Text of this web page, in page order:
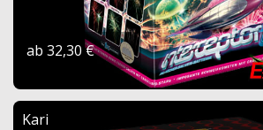
ab 32,30 €
Kari